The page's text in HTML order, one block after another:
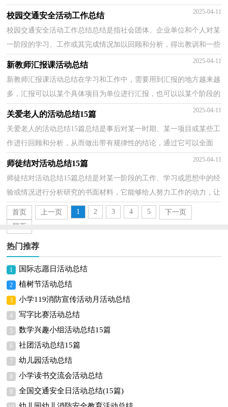
明确，为此要我们写一份总结。但是总结有什么要求...
校园交通安全活动工作总结 2025-04-11
校园交通安全活动工作总结总结是指社会团体、企业单位和个人对某
一阶段的学习、工作或其完成情况加以回顾和分析，得出教训和一些
规律性认识的一种书面材料，它能够使头脑更加清...
新教师汇报课活动总结 2025-04-11
新教师汇报课活动总结在学习和工作中，需要用到汇报的地方越来越
多，汇报可以以某个具体项目为单位进行汇报，也可以以某个阶段的
工作为单位进行汇报，说了那么多，你会写汇报吗？以下是...
关爱老人的活动总结15篇 2025-04-11
关爱老人的活动总结15篇总结是事后对某一时期、某一项目或某些工
作进行回顾和分析，从而做出带有规律性的结论，通过它可以全面
地、系统地了解以往的学习和工作情况，让我们好好写...
师徒结对活动总结15篇 2025-04-11
师徒结对活动总结15篇总结是对某一阶段的工作、学习或思想中的经
验或情况进行分析研究的书面材料，它能够给人努力工作的动力，让
我们一起认真地写一份总结吧。那么总结有什么格...
首页 上一页 1 2 3 4 5
下一页
尾页
热门推荐
1 国际志愿日活动总结
2 植树节活动总结
3 小学119消防宣传活动月活动总结
4 写字比赛活动总结
5 数学兴趣小组活动总结15篇
6 社团活动总结15篇
7 幼儿园活动总结
8 小学读书交流会活动总结
9 全国交通安全日活动总结(15篇)